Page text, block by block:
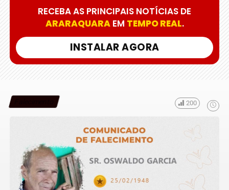
RECEBA AS PRINCIPAIS NOTÍCIAS DE
ARARAQUARAEM TEMPO REAL.
INSTALAR AGORA
200